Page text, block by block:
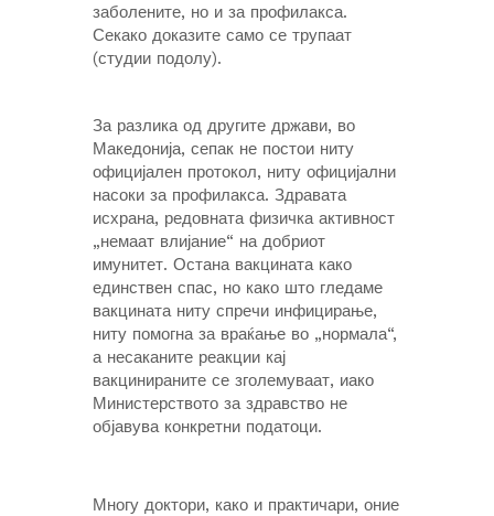
заболените, но и за профилакса.
Секако доказите само се трупаат
(студии подолу).
За разлика од другите држави, во
Македонија, сепак не постои ниту
официјален протокол, ниту официјални
насоки за профилакса. Здравата
исхрана, редовната физичка активност
„немаат влијание“ на добриот
имунитет. Остана вакцината како
единствен спас, но како што гледаме
вакцината ниту спречи инфицирање,
ниту помогна за враќање во „нормала“,
а несаканите реакции кај
вакцинираните се зголемуваат, иако
Министерството за здравство не
објавува конкретни податоци.
Многу доктори, како и практичари, оние